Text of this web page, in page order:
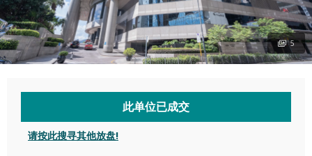
此单位已成交
请按此搜寻其他放盘!
5